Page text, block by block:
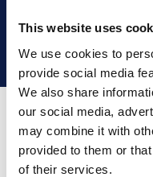
This website uses
We use cookies to
provide social media
We also share
our social media,
may combine it with
provided to them or
of their services.
Warum